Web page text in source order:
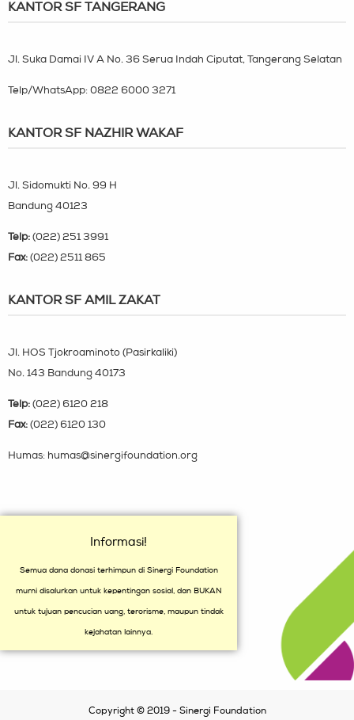
KANTOR SF TANGERANG
Jl. Suka Damai IV A No. 36 Serua Indah Ciputat, Tangerang Selatan
Telp/WhatsApp: 0822 6000 3271
KANTOR SF NAZHIR WAKAF
Jl. Sidomukti No. 99 H
Bandung 40123
Telp: (022) 251 3991
Fax: (022) 2511 865
KANTOR SF AMIL ZAKAT
Jl. HOS Tjokroaminoto (Pasirkaliki)
No. 143 Bandung 40173
Telp: (022) 6120 218
Fax: (022) 6120 130
Humas: humas@sinergifoundation.org
Informasi!
Semua dana donasi terhimpun di Sinergi Foundation
murni disalurkan untuk kepentingan sosial, dan BUKAN
untuk tujuan pencucian uang, terorisme, maupun tindak
kejahatan lainnya.
Copyright © 2019 - Sinergi Foundation